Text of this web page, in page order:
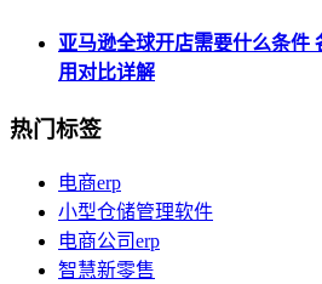
亚马逊全球开店需要什么条件
用对比详解
热门标签
电商erp
小型仓储管理软件
电商公司erp
智慧新零售